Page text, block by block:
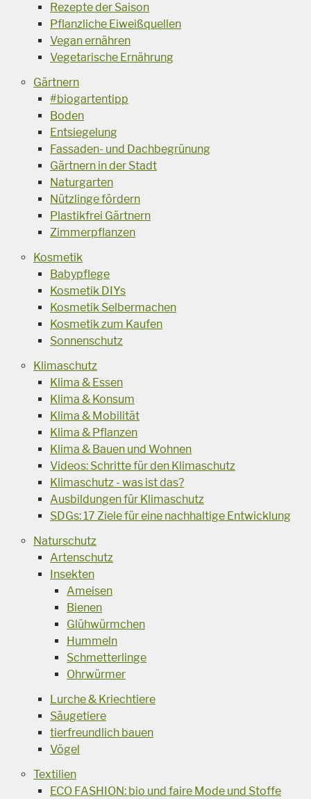
Rezepte der Saison
Pflanzliche Eiweißquellen
Vegan ernähren
Vegetarische Ernährung
Gärtnern
#biogartentipp
Boden
Entsiegelung
Fassaden- und Dachbegrünung
Gärtnern in der Stadt
Naturgarten
Nützlinge fördern
Plastikfrei Gärtnern
Zimmerpflanzen
Kosmetik
Babypflege
Kosmetik DIYs
Kosmetik Selbermachen
Kosmetik zum Kaufen
Sonnenschutz
Klimaschutz
Klima & Essen
Klima & Konsum
Klima & Mobilität
Klima & Pflanzen
Klima & Bauen und Wohnen
Videos: Schritte für den Klimaschutz
Klimaschutz - was ist das?
Ausbildungen für Klimaschutz
SDGs: 17 Ziele für eine nachhaltige Entwicklung
Naturschutz
Artenschutz
Insekten
Ameisen
Bienen
Glühwürmchen
Hummeln
Schmetterlinge
Ohrwürmer
Lurche & Kriechtiere
Säugetiere
tierfreundlich bauen
Vögel
Textilien
ECO FASHION: bio und faire Mode und Stoffe